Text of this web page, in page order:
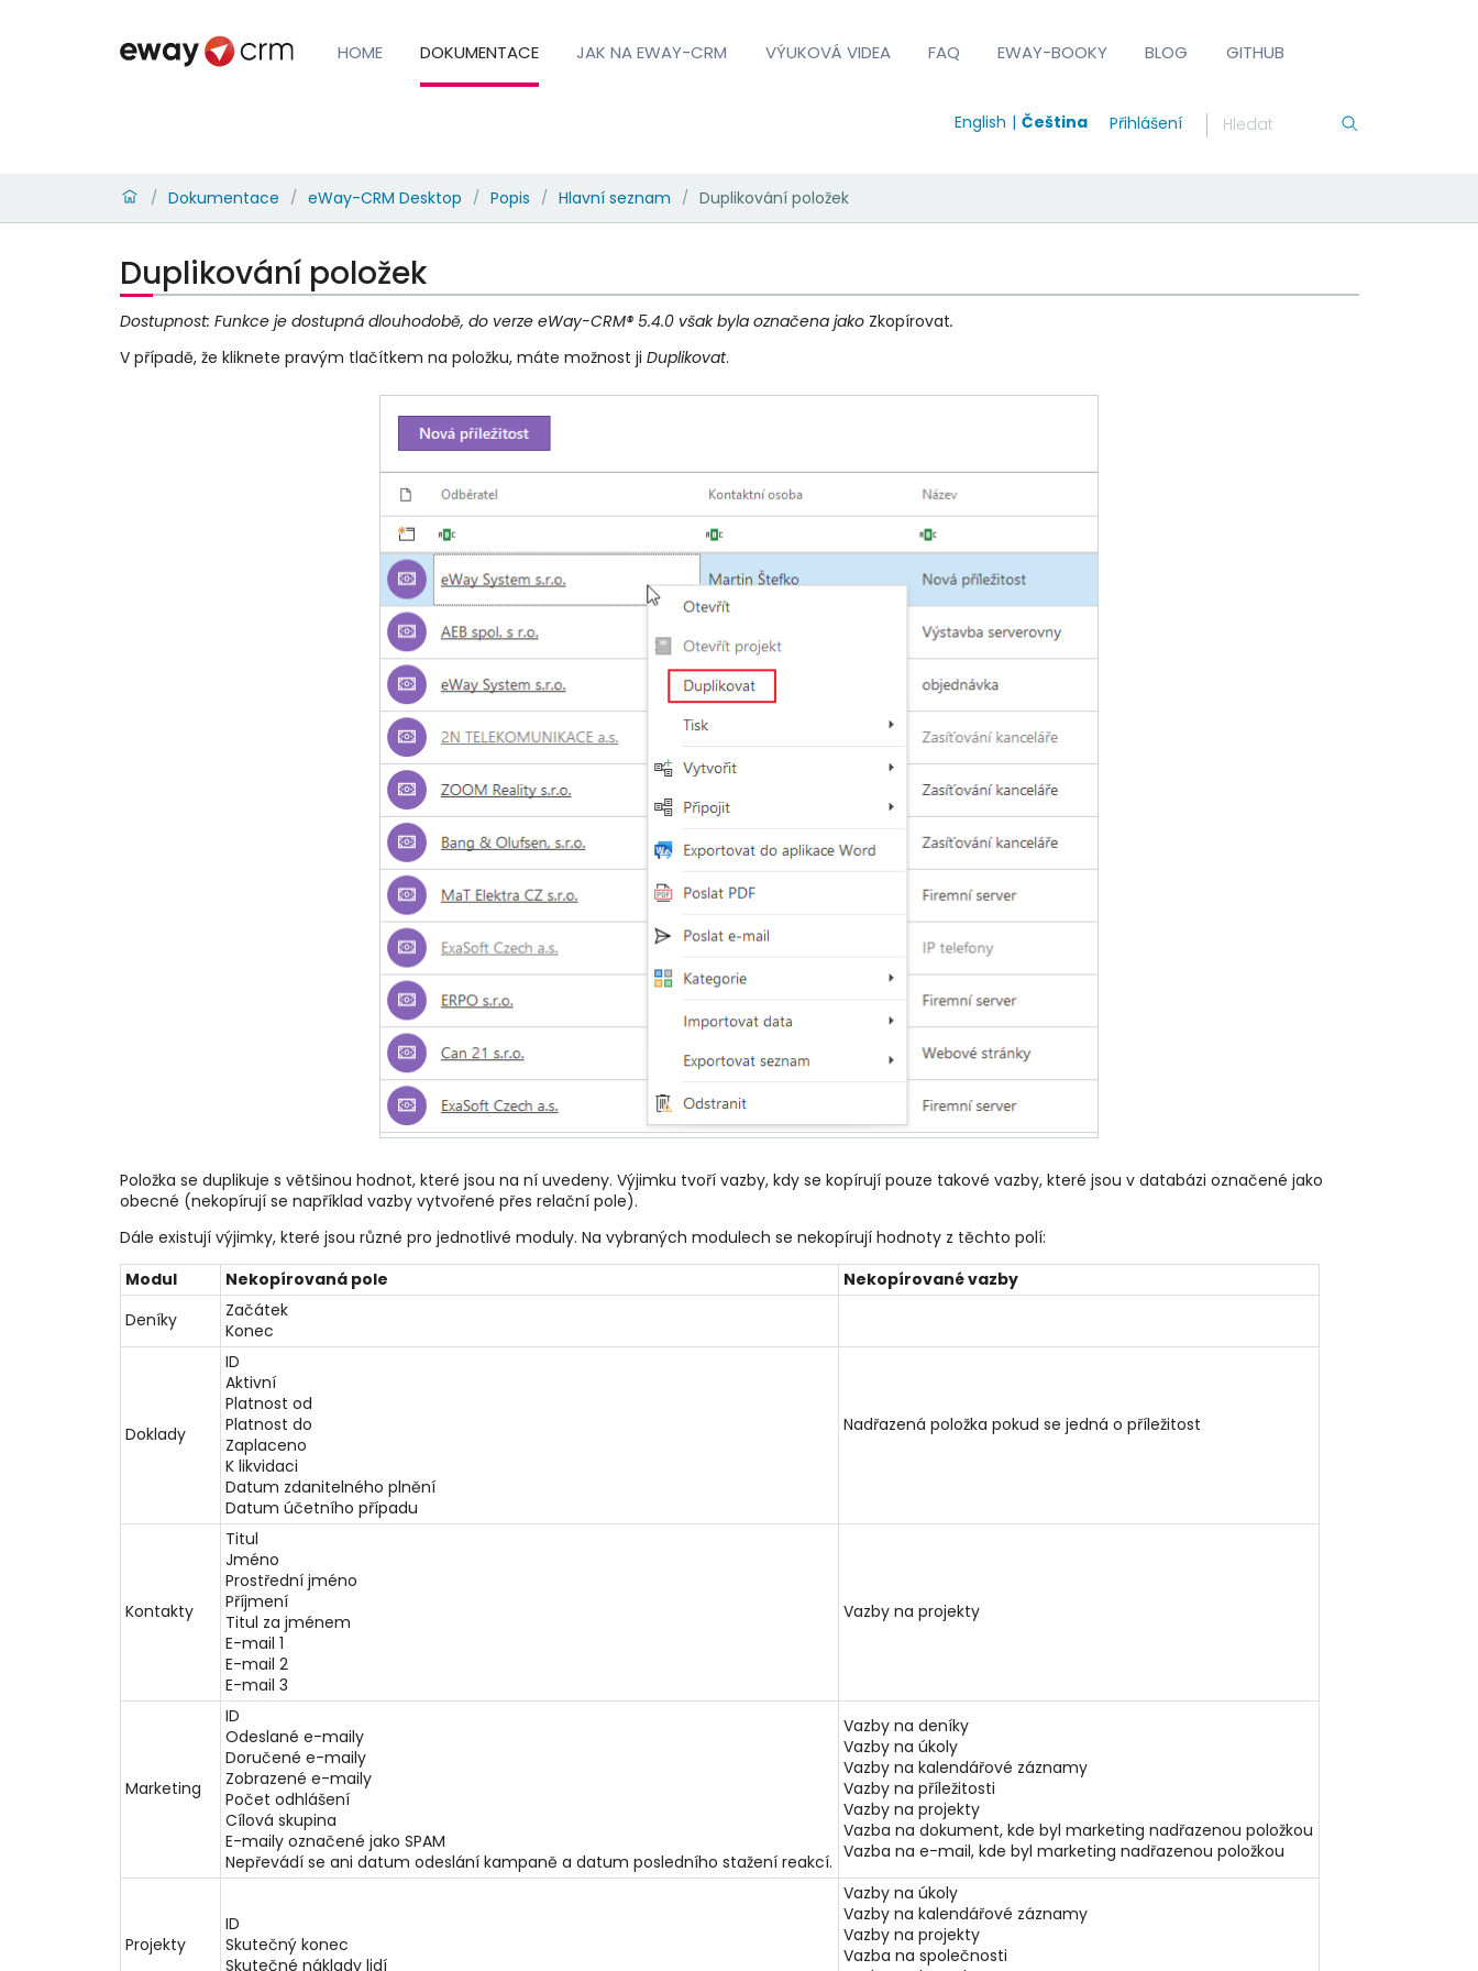
HOME DOKUMENTACE JAK NA EWAY-CRM VÝUKOVÁ VIDEA FAQ EWAY-BOOKY BLOG GITHUB
English Čeština Přihlášení
/ Dokumentace / eWay-CRM Desktop / Popis / Hlavní seznam / Duplikování položek
Duplikování položek
Dostupnost: Funkce je dostupná dlouhodobě, do verze eWay-CRM® 5.4.0 však byla označena jako Zkopírovat.
V případě, že kliknete pravým tlačítkem na položku, máte možnost ji Duplikovat.
Položka se duplikuje s většinou hodnot, které jsou na ní uvedeny. Výjimku tvoří vazby, kdy se kopírují pouze takové vazby, které jsou v databázi označené jako
obecné (nekopírují se například vazby vytvořené přes relační pole).
Dále existují výjimky, které jsou různé pro jednotlivé moduly. Na vybraných modulech se nekopírují hodnoty z těchto polí:
Modul
Nekopírovaná pole
Nekopírované vazby
Deníky
Začátek
Konec
Doklady
ID
Aktivní
Platnost od
Platnost do
Zaplaceno
K likvidaci
Datum zdanitelného plnění
Datum účetního případu
Nadřazená položka pokud se jedná o příležitost
Kontakty
Titul
Jméno
Prostřední jméno
Příjmení
Titul za jménem
E-mail 1
E-mail 2
E-mail 3
Vazby na projekty
Marketing
ID
Odeslané e-maily
Doručené e-maily
Zobrazené e-maily
Počet odhlášení
Cílová skupina
E-maily označené jako SPAM
Nepřevádí se ani datum odeslání kampaně a datum posledního stažení reakcí.
Vazby na deníky
Vazby na úkoly
Vazby na kalendářové záznamy
Vazby na příležitosti
Vazby na projekty
Vazba na dokument, kde byl marketing nadřazenou položkou
Vazba na e-mail, kde byl marketing nadřazenou položkou
Projekty
ID
Skutečný konec
Skutečné náklady lidí
Vazby na úkoly
Vazby na kalendářové záznamy
Vazby na projekty
Vazba na společnosti